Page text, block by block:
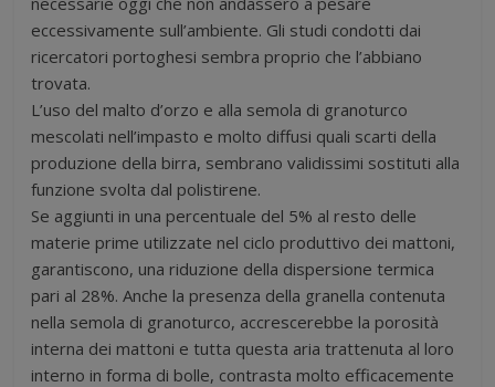
eccessivamente sull’ambiente. Gli studi condotti dai
ricercatori portoghesi sembra proprio che l’abbiano
trovata.
L’uso del malto d’orzo e alla semola di granoturco
mescolati nell’impasto e molto diffusi quali scarti della
produzione della birra, sembrano validissimi sostituti alla
funzione svolta dal polistirene.
Se aggiunti in una percentuale del 5% al resto delle
materie prime utilizzate nel ciclo produttivo dei mattoni,
garantiscono, una riduzione della dispersione termica
pari al 28%. Anche la presenza della granella contenuta
nella semola di granoturco, accrescerebbe la porosità
interna dei mattoni e tutta questa aria trattenuta al loro
interno in forma di bolle, contrasta molto efficacemente